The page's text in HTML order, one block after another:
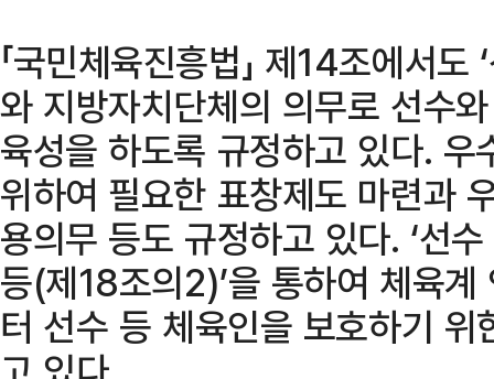
「국민체육진흥법」 제14조에서
와 지방자치단체의 의무로 선수
육성을 하도록 규정하고 있다.
위하여 필요한 표창제도 마련과
용의무 등도 규정하고 있다. ‘선
등(제18조의2)’을 통하여 체육
터 선수 등 체육인을 보호하기